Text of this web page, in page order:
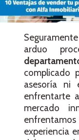
arduo
complicado
asesoría ni
enfrentarte
mercado
experiencia